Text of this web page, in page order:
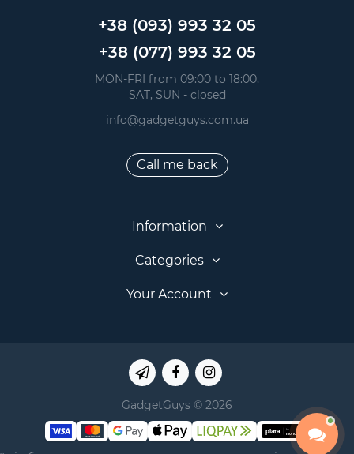
+38 (093) 993 32 05
+38 (077) 993 32 05
MON-FRI from 09:00 to 18:00,
SAT, SUN - closed
info@gadgetguys.com.ua
Call me back
Information
Categories
Your Account
GadgetGuys © 2026